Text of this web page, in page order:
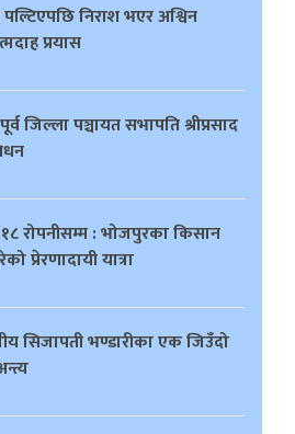
निराश भएर अश्विन
प्रयास
जिल्ला पञ्चायत सभापति श्रीप्रसाद
रोपनीसम्म : भोजपुरका किसान
प्रेरणादायी यात्रा
सिजापती भण्डारीका एक जिउँदो